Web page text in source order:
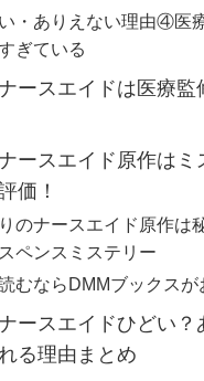
・ありえない理由④医
ぎている
ースエイドは医療監
ースエイド原作はミ
価！
のナースエイド原作は
ペンスミステリー
むならDMMブックスが
ースエイドひどい？
る理由まとめ